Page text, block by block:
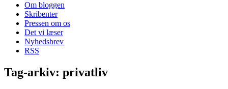
Om bloggen
Skribenter
Pressen om os
Det vi læser
Nyhedsbrev
RSS
Tag-arkiv: privatliv